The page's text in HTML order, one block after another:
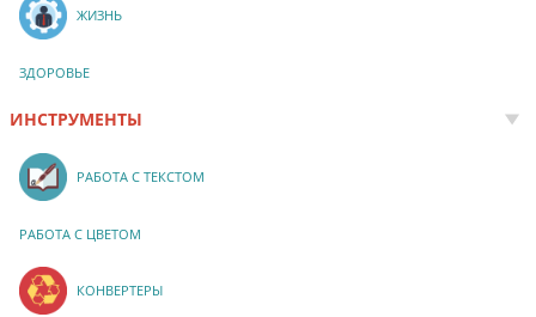
ЖИЗНЬ
ЗДОРОВЬЕ
ИНСТРУМЕНТЫ
РАБОТА С ТЕКСТОМ
РАБОТА С ЦВЕТОМ
КОНВЕРТЕРЫ